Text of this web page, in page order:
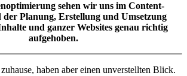
sehen wir uns im Content-
Planung, Erstellung und Umsetzung
und ganzer Websites genau richtig
aufgehoben.
haben aber einen unverstellten Blick.